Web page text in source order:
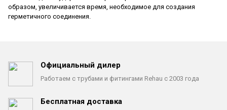
образом, увеличивается время, необходимое для создания
герметичного соединения.
Официальный дилер
Работаем с трубами и фитингами Rehau с 2003 года
Бесплатная доставка